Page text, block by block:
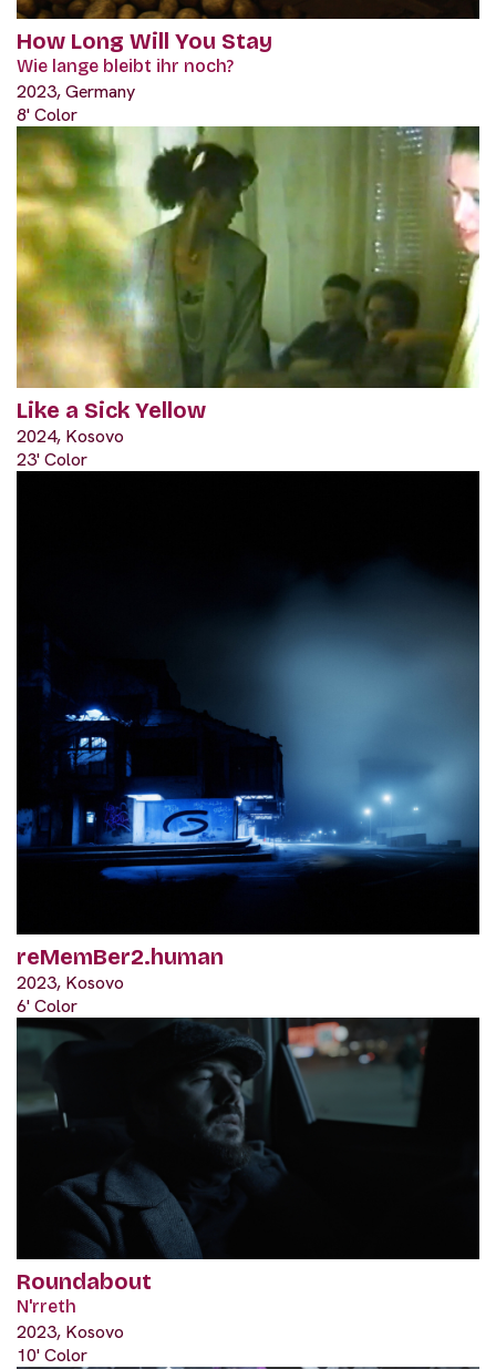
How Long Will You Stay
Wie lange bleibt ihr noch?
2023, Germany
8' Color
Like a Sick Yellow
2024, Kosovo
23' Color
reMemBer2.human
2023, Kosovo
6' Color
Roundabout
N'rreth
2023, Kosovo
10' Color